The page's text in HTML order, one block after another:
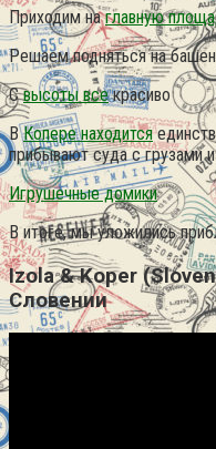
Приходим наглавную
Решаем подняться на
Свысоты всекрасиво
ВКопере находится
прибывают суда с грузами
Игрушечные домики
В итоге, мы уложились
Izola & Koper
Словении